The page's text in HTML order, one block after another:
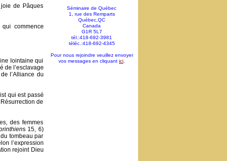
de Pâques
commence
lointaine qui
de l’esclavage
l’Alliance du
qui est passé
de
des femmes
s 15, 6)
tombeau par
l’expression
rejoint Dieu
Séminaire de Québec
1, rue des Remparts
Québec,QC
Canada
G1R 5L7
tél.:418-692-3981
téléc.:418-692-4345
Pour nous rejoindre veuillez envoyer
vos messages en cliquant ici